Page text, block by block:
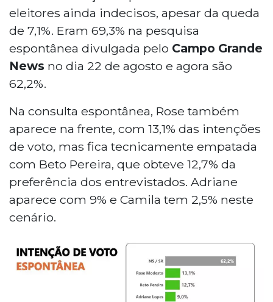
eleitores ainda indecisos, apesar da queda
de 7,1%. Eram 69,3% na pesquisa
espontânea divulgada pelo Campo Grande
News no dia 22 de agosto e agora são
62,2%.
Na consulta espontânea, Rose também
aparece na frente, com 13,1% das intenções
de voto, mas fica tecnicamente empatada
com Beto Pereira, que obteve 12,7% da
preferência dos entrevistados. Adriane
aparece com 9% e Camila tem 2,5% neste
cenário.